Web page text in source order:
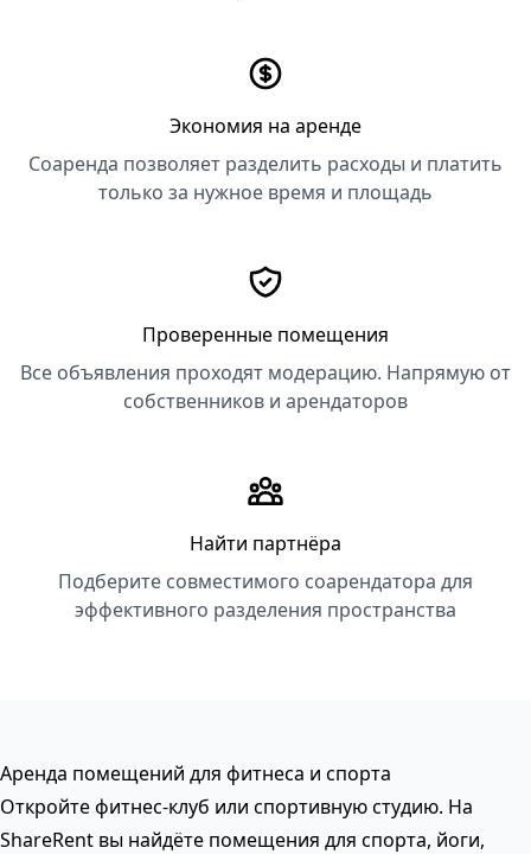
Экономия на аренде
Соаренда позволяет разделить расходы и платить
только за нужное время и площадь
Проверенные помещения
Все объявления проходят модерацию. Напрямую от
собственников и арендаторов
Найти партнёра
Подберите совместимого соарендатора для
эффективного разделения пространства
Аренда помещений для фитнеса и спорта
Откройте фитнес-клуб или спортивную студию. На
ShareRent вы найдёте помещения для спорта, йоги,